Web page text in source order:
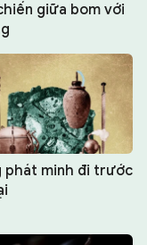
giữa bom với
phát minh đi trước